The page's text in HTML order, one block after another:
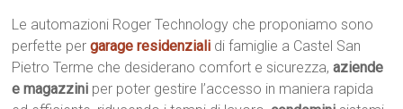
Le automazioni Roger Technology che proponiamo sono
perfette pergarage residenziali di famiglie a Castel San
Pietro Terme che desiderano comfort e sicurezza,aziende
e magazzini per poter gestire l’accesso in maniera rapida